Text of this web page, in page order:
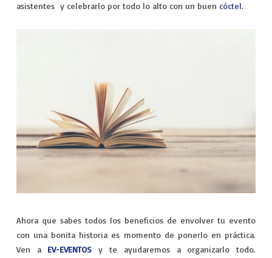
asistentes y celebrarlo por todo lo alto con un buen cóctel.
Ahora que sabes todos los beneficios de envolver tu evento
con una bonita historia es momento de ponerlo en práctica.
Ven a EV-EVENTOS y te ayudaremos a organizarlo todo.